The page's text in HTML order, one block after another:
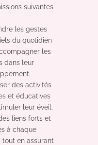
suivantes
les gestes
du quotidien
les
dans leur
des activités
et éducatives
leur éveil.
liens forts et
à chaque
tout en assurant